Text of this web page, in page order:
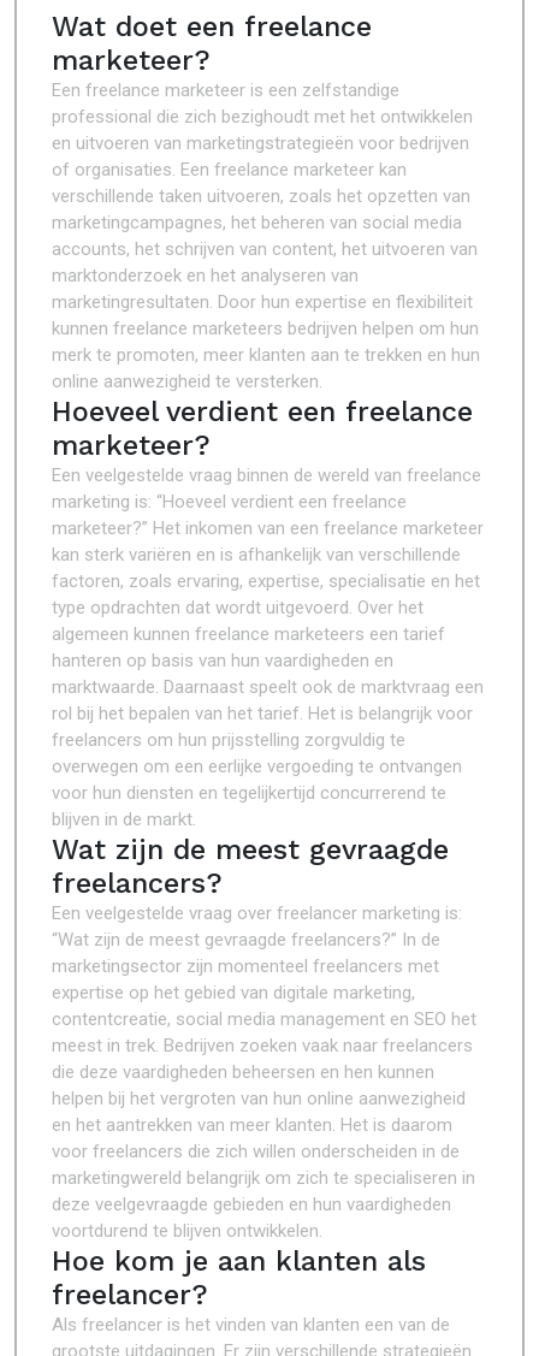
Wat doet een freelance
marketeer?
Een freelance marketeer is een zelfstandige
professional die zich bezighoudt met het ontwikkelen
en uitvoeren van marketingstrategieën voor bedrijven
of organisaties. Een freelance marketeer kan
verschillende taken uitvoeren, zoals het opzetten van
marketingcampagnes, het beheren van social media
accounts, het schrijven van content, het uitvoeren van
marktonderzoek en het analyseren van
marketingresultaten. Door hun expertise en flexibiliteit
kunnen freelance marketeers bedrijven helpen om hun
merk te promoten, meer klanten aan te trekken en hun
online aanwezigheid te versterken.
Hoeveel verdient een freelance
marketeer?
Een veelgestelde vraag binnen de wereld van freelance
marketing is: “Hoeveel verdient een freelance
marketeer?” Het inkomen van een freelance marketeer
kan sterk variëren en is afhankelijk van verschillende
factoren, zoals ervaring, expertise, specialisatie en het
type opdrachten dat wordt uitgevoerd. Over het
algemeen kunnen freelance marketeers een tarief
hanteren op basis van hun vaardigheden en
marktwaarde. Daarnaast speelt ook de marktvraag een
rol bij het bepalen van het tarief. Het is belangrijk voor
freelancers om hun prijsstelling zorgvuldig te
overwegen om een eerlijke vergoeding te ontvangen
voor hun diensten en tegelijkertijd concurrerend te
blijven in de markt.
Wat zijn de meest gevraagde
freelancers?
Een veelgestelde vraag over freelancer marketing is:
“Wat zijn de meest gevraagde freelancers?” In de
marketingsector zijn momenteel freelancers met
expertise op het gebied van digitale marketing,
contentcreatie, social media management en SEO het
meest in trek. Bedrijven zoeken vaak naar freelancers
die deze vaardigheden beheersen en hen kunnen
helpen bij het vergroten van hun online aanwezigheid
en het aantrekken van meer klanten. Het is daarom
voor freelancers die zich willen onderscheiden in de
marketingwereld belangrijk om zich te specialiseren in
deze veelgevraagde gebieden en hun vaardigheden
voortdurend te blijven ontwikkelen.
Hoe kom je aan klanten als
freelancer?
Als freelancer is het vinden van klanten een van de
grootste uitdagingen. Er zijn verschillende strategieën